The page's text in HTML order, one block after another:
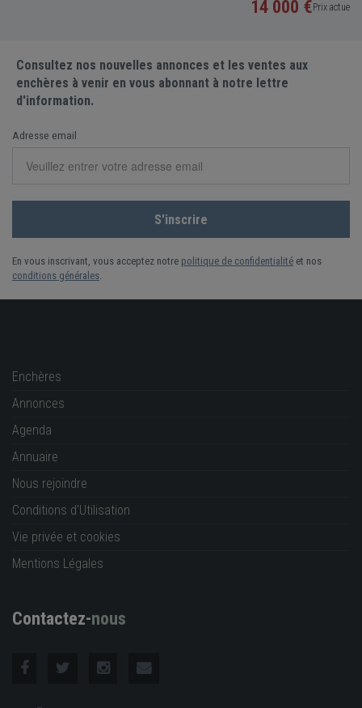
5 enchères
Consultez nos nouvelles annonces et les ventes aux
enchères à venir en vous abonnant à notre lettre
d'information.
Adresse email
En vous inscrivant, vous acceptez notre politique de confidentialité et nos
conditions générales
Enchères
Annonces
Agenda
Annuaire
Nous rejoindre
Conditions d'Utilisation
Vie privée et cookies
Mentions Légales
Contactez-nous